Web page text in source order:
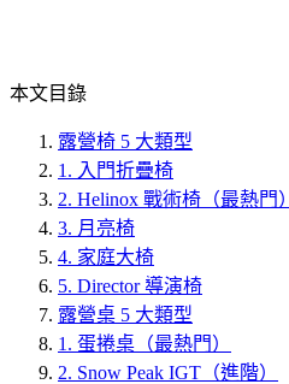
本文目錄
露營椅 5 大類型
1. 入門折疊椅
2. Helinox 戰術椅（最熱門）
3. 月亮椅
4. 家庭大椅
5. Director 導演椅
露營桌 5 大類型
1. 蛋捲桌（最熱門）
2. Snow Peak IGT（進階）